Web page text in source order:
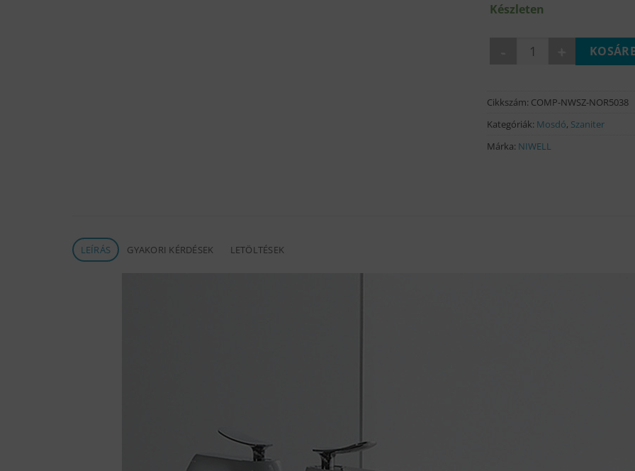
Készleten
NORA pultra építhető
Cikkszám: COMP-NWSZ-NOR5038
Kategóriák: Mosdó, Szaniter
Márka: NIWELL
LEÍRÁS GYAKORI KÉRDÉSEK LETÖLTÉSEK